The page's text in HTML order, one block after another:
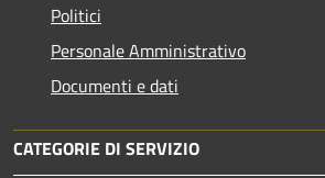
Politici
Personale Amministrativo
Documenti e dati
CATEGORIE DI SERVIZIO